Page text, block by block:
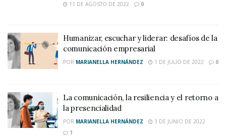
11 DE AGOSTO DE 2022
0
Humanizar, escuchar y liderar: desafíos de la
comunicación empresarial
POR MARIANELLA HERNÁNDEZ 1 DE JULIO DE 2022 0
La comunicación, la resiliencia y el retorno a
la presencialidad
POR MARIANELLA HERNÁNDEZ
3 DE JUNIO DE 2022
1